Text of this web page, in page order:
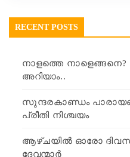
RECENT POSTS
നാളത്തെ
അറിയാം..
സുന്ദരകാണ്ഡം
പ്രീതി നിശ്ചയം
ആഴ്ചയിൽ ഓരോ
ദേവന്മാർ